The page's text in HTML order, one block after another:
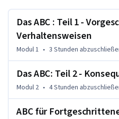
Vorgehen bei Kindern und
Neben vielen anderen Techniken
selbst einfache Änderungen im
Formulierung zu mehr
Strategien, die routinemäßig
Schlüssel zum Kurs ist die Praxis.
Früchte zu ernten. Wenn Sie die
Das ABC : Teil 1 -
Verhaltensweisen
Modul 1 • 3 Stunden
Das ABC: Teil 2 -
Modul 2 • 4 Stunden
ABC für